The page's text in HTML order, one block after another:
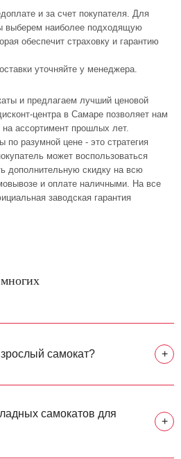
и за счет покупателя. Для
выберем наиболее подходящую
обеспечит страховку и гарантию
уточняйте у менеджера.
и предлагаем лучший ценовой
центра в Самаре позволяет нам
ассортимент прошлых лет.
по разумной цене - это стратегия
может воспользоваться
дополнительную скидку на всю
и оплате наличными. На все
заводская гарантия
самокат? +
самокатов для
+